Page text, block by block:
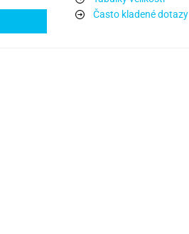
Často kladené dotazy